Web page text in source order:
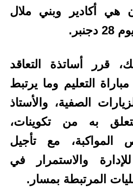
هي أكادير وبني ملال
قرر أساتذة التعاقد
التعليم وما يرتبط
الصفية، والأستاذ
به من تكوينات،
مع تأجيل
والاستمرار في
المرتبطة بمسار.